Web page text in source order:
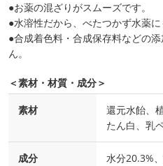
●お薬の混ざりがスムーズです。
●水溶性だから、べたつかず水薬に
●合成着色料・合成保存料などの
ん。
＜素材・材質・成分＞
素材
還元水飴、
たん白、乳
成分
水分20.3%